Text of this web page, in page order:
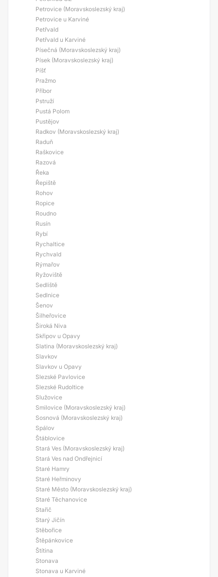
Petrovice (Moravskoslezský kraj)
Petrovice u Karviné
Petřvald
Petřvald u Karviné
Písečná (Moravskoslezský kraj)
Písek (Moravskoslezský kraj)
Píšť
Pražmo
Příbor
Pstruží
Pustá Polom
Pustějov
Radkov (Moravskoslezský kraj)
Raduň
Raškovice
Razová
Řeka
Řepiště
Rohov
Ropice
Roudno
Rusín
Rybí
Rychaltice
Rychvald
Rýmařov
Ryžoviště
Sedliště
Sedlnice
Šenov
Šilheřovice
Široká Niva
Skřipov u Opavy
Slatina (Moravskoslezský kraj)
Slavkov
Slavkov u Opavy
Slezské Pavlovice
Slezské Rudoltice
Služovice
Smilovice (Moravskoslezský kraj)
Sosnová (Moravskoslezský kraj)
Spálov
Štáblovice
Stará Ves (Moravskoslezský kraj)
Stará Ves nad Ondřejnicí
Staré Hamry
Staré Heřminovy
Staré Město (Moravskoslezský kraj)
Staré Těchanovice
Stařič
Starý Jičín
Stěbořice
Štěpánkovice
Štítina
Stonava
Stonava u Karviné